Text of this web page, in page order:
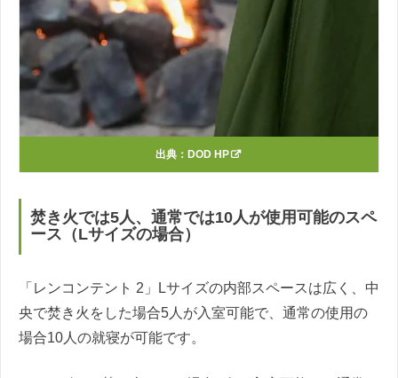
出典： DOD HP
焚き火では5人、通常では10人が使用可能のスペ
ース（Lサイズの場合）
「レンコンテント 2」Lサイズの内部スペースは広く、中
央で焚き火をした場合5人が入室可能で、通常の使用の
場合10人の就寝が可能です。